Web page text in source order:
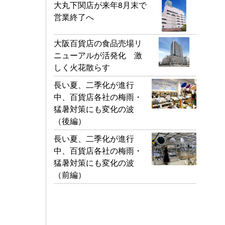
大丸下関店が来年8月末で
営業終了へ
大阪百貨店の食品売場リ
ニューアルが活発化 激
しく火花散らす
長い夏、二季化が進行
中、百貨店各社の梅雨・
猛暑対策にも変化の波
（後編）
長い夏、二季化が進行
中、百貨店各社の梅雨・
猛暑対策にも変化の波
（前編）